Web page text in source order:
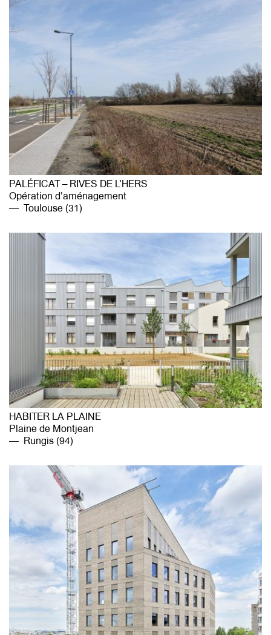
PALÉFICAT – RIVES DE L’HERS
Opération d'aménagement
Toulouse (31)
HABITER LA PLAINE
Plaine de Montjean
Rungis (94)